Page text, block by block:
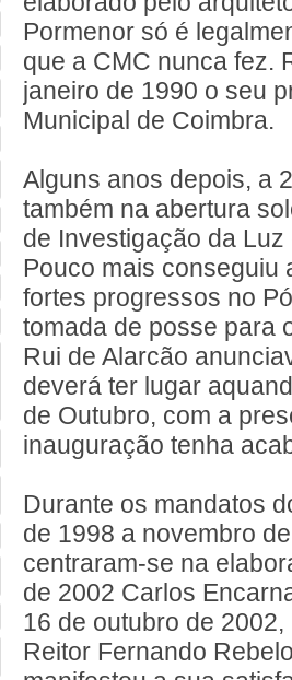
Pormenor só é
que a CMC nunca fez.
janeiro de 1990 o seu
Municipal de Coimbra.
Alguns anos depois, a
também na abertura
de Investigação da
Pouco mais conseguiu
fortes progressos no
tomada de posse para
Rui de Alarcão
deverá ter lugar
de Outubro, com a
inauguração tenha
Durante os mandatos
de 1998 a novembro
centraram-se na
de 2002 Carlos
16 de outubro de
Reitor Fernando